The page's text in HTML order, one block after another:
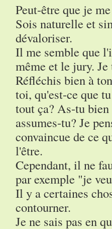
Peut-être que je
Sois naturelle et
dévaloriser.
Il me semble que
même et le jury.
Réfléchis bien à
toi, qu'est-ce que
tout ça? As-tu bien
assumes-tu? Je
convaincue de ce
l'être.
Cependant, il ne
par exemple "je
Il y a certaines
contourner.
Je ne sais pas en